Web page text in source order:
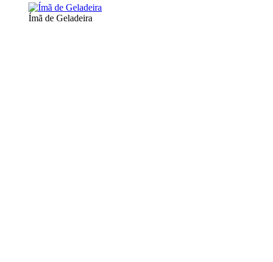
Ímã de Geladeira